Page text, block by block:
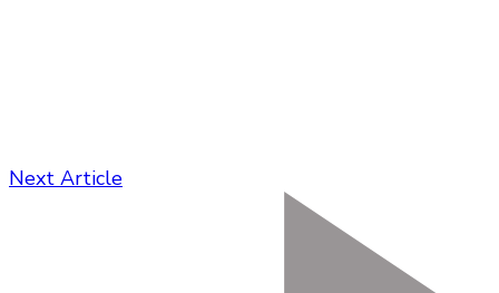
Next Article